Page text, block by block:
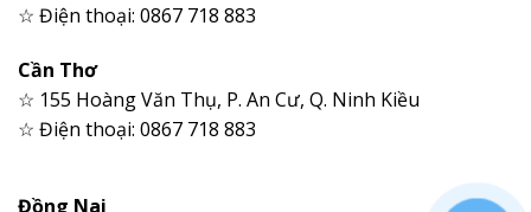
☆ Điện thoại: 0867 718 883
Cần Thơ
☆ 155 Hoàng Văn Thụ, P. An Cư, Q. Ninh Kiều
☆ Điện thoại: 0867 718 883
Đồng Nai